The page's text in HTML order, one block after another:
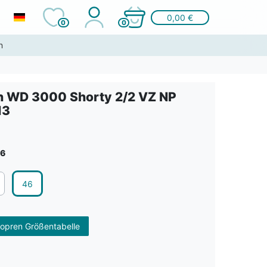
0 0
0,00 €
WD 3000 Shorty 2/2 VZ NP
46
Größentabelle